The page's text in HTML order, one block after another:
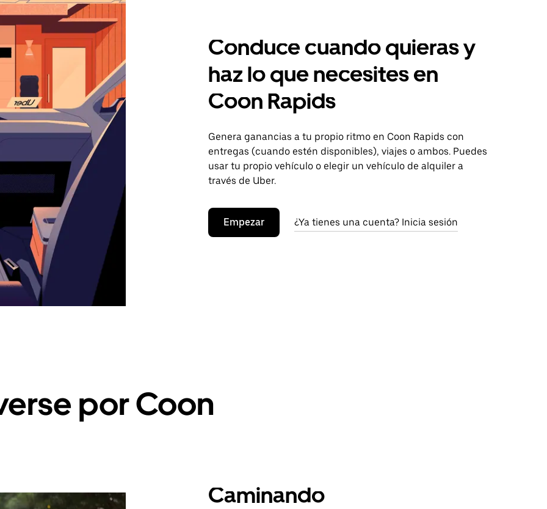
Conduce cuando quieras y
haz lo que necesites en
Coon Rapids
Genera ganancias a tu propio ritmo en Coon Rapids con
entregas (cuando estén disponibles), viajes o ambos. Puedes
usar tu propio vehículo o elegir un vehículo de alquiler a
través de Uber.
Empezar ¿Ya tienes una cuenta? Inicia sesión
por Coon
Caminando